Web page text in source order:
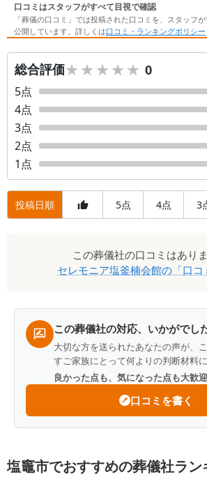
口コミはスタッフがすべて目視で確認
「葬儀の口コミ」では投稿された口コミを、スタッフ
公開しています。詳しくは口コミ・ランキングポリシー
総合評価★★★★★
★★★★★ 0
5点
4点
3点
2点
1 点
投稿日順 5点 4点 3
この葬儀社の口コミはありま
セレモニア塩釜楠会館の「口コ
この葬儀社の対応、いかがでし
大切な方を送られたあなたの声が、
すご家族にとって何よりの判断材料に
良かった点も、気になった点も大歓迎
口コミを書く
塩竈市でおすすめの葬儀社ラ